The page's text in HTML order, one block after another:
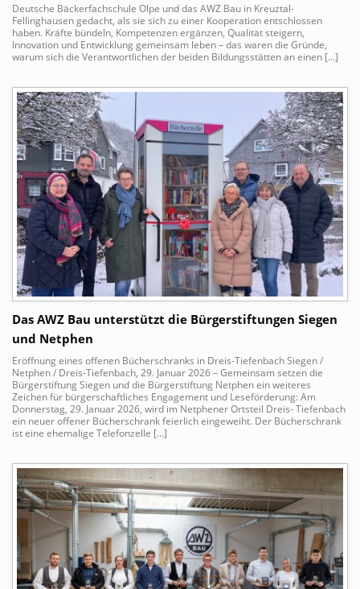
Deutsche Bäckerfachschule Olpe und das AWZ Bau in Kreuztal-
Fellinghausen gedacht, als sie sich zu einer Kooperation entschlossen
haben. Kräfte bündeln, Kompetenzen ergänzen, Qualität steigern,
Innovation und Entwicklung gemeinsam leben – das waren die Gründe,
warum sich die Verantwortlichen der beiden Bildungsstätten an einen […]
Das AWZ Bau unterstützt die Bürgerstiftungen Siegen
und Netphen
Eröffnung eines offenen Bücherschranks in Dreis-Tiefenbach Siegen /
Netphen / Dreis-Tiefenbach, 29. Januar 2026 – Gemeinsam setzen die
Bürgerstiftung Siegen und die Bürgerstiftung Netphen ein weiteres
Zeichen für bürgerschaftliches Engagement und Leseförderung: Am
Donnerstag, 29. Januar 2026, wird im Netphener Ortsteil Dreis- Tiefenbach
ein neuer offener Bücherschrank feierlich eingeweiht. Der Bücherschrank
ist eine ehemalige Telefonzelle […]